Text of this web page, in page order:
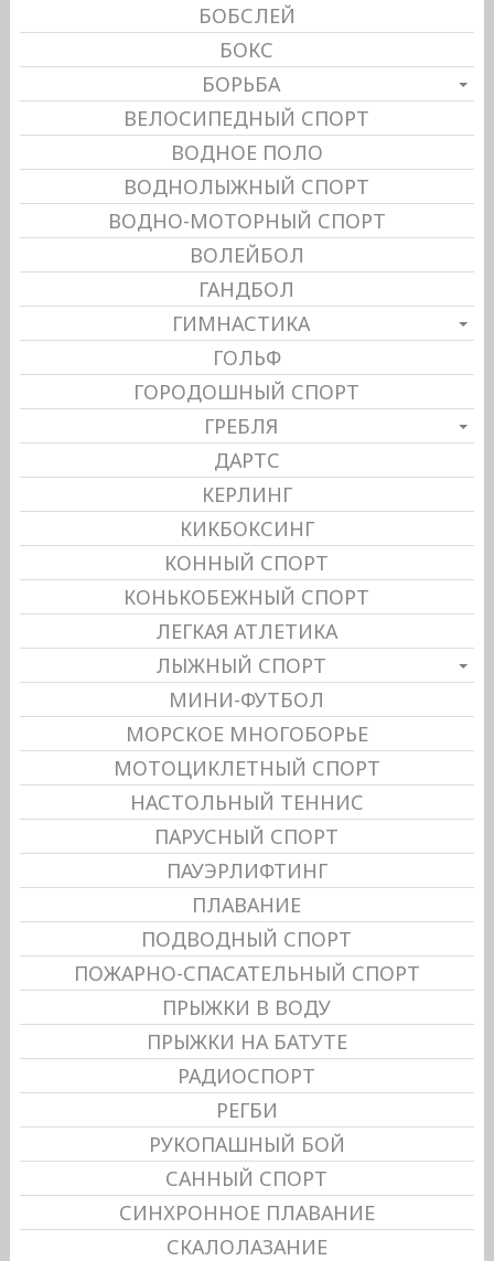
БОБСЛЕЙ
БОКС
БОРЬБА
ВЕЛОСИПЕДНЫЙ СПОРТ
ВОДНОЕ ПОЛО
ВОДНОЛЫЖНЫЙ СПОРТ
ВОДНО-МОТОРНЫЙ СПОРТ
ВОЛЕЙБОЛ
ГАНДБОЛ
ГИМНАСТИКА
ГОЛЬФ
ГОРОДОШНЫЙ СПОРТ
ГРЕБЛЯ
ДАРТС
КЕРЛИНГ
КИКБОКСИНГ
КОННЫЙ СПОРТ
КОНЬКОБЕЖНЫЙ СПОРТ
ЛЕГКАЯ АТЛЕТИКА
ЛЫЖНЫЙ СПОРТ
МИНИ-ФУТБОЛ
МОРСКОЕ МНОГОБОРЬЕ
МОТОЦИКЛЕТНЫЙ СПОРТ
НАСТОЛЬНЫЙ ТЕННИС
ПАРУСНЫЙ СПОРТ
ПАУЭРЛИФТИНГ
ПЛАВАНИЕ
ПОДВОДНЫЙ СПОРТ
ПОЖАРНО-СПАСАТЕЛЬНЫЙ СПОРТ
ПРЫЖКИ В ВОДУ
ПРЫЖКИ НА БАТУТЕ
РАДИОСПОРТ
РЕГБИ
РУКОПАШНЫЙ БОЙ
САННЫЙ СПОРТ
СИНХРОННОЕ ПЛАВАНИЕ
СКАЛОЛАЗАНИЕ